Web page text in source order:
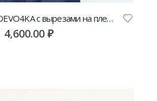
Лонгслив DEVO4KA с вырезами на плечах
4,600.00 ₽